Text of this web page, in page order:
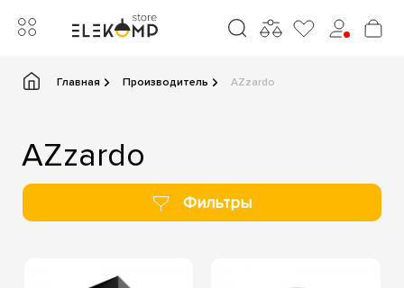
Главная Производитель AZzardo
AZzardo
Фильтры